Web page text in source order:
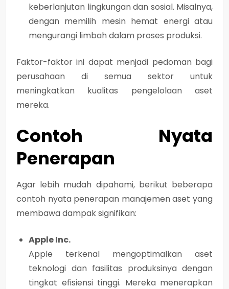
keberlanjutan lingkungan dan sosial. Misalnya,
dengan memilih mesin hemat energi atau
mengurangi limbah dalam proses produksi.
Faktor-faktor ini dapat menjadi pedoman bagi
perusahaan di semua sektor untuk
meningkatkan kualitas pengelolaan aset
mereka.
Contoh Nyata
Penerapan
Agar lebih mudah dipahami, berikut beberapa
contoh nyata penerapan manajemen aset yang
membawa dampak signifikan:
Apple Inc.
Apple terkenal mengoptimalkan aset
teknologi dan fasilitas produksinya dengan
tingkat efisiensi tinggi. Mereka menerapkan